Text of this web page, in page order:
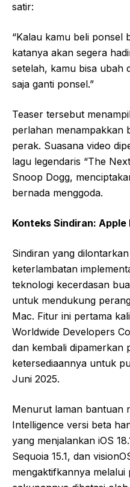
satir:
“Kalau kamu beli ponsel
katanya akan segera
setelah, kamu bisa ubah
saja ganti ponsel.”
Teaser tersebut
perlahan menampakkan
perak. Suasana video
lagu legendaris “The
Snoop Dogg,
bernada menggoda.
Konteks Sindiran:
Sindiran yang
keterlambatan
teknologi kecerdasan
untuk mendukung
Mac. Fitur ini pertama
Worldwide Developers
dan kembali dipamerkan
ketersediaannya untuk
Juni 2025.
Menurut laman bantuan
Intelligence versi beta
yang menjalankan iOS
Sequoia 15.1, dan
mengaktifkannya